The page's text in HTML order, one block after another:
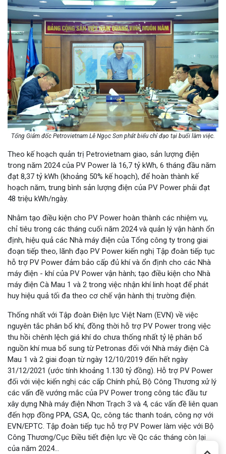
Tổng Giám đốc Petrovietnam Lê Ngọc Sơn phát biểu chỉ đạo tại buổi làm việc.
Theo kế hoạch quản trị Petrovietnam giao, sản lượng điện
trong năm 2024 của PV Power là 16,7 tỷ kWh, 6 tháng đầu năm
đạt 8,37 tỷ kWh (khoảng 50% kế hoạch), để hoàn thành kế
hoạch năm, trung bình sản lượng điện của PV Power phải đạt
48 triệu kWh/ngày.
Nhằm tạo điều kiện cho PV Power hoàn thành các nhiệm vụ,
chỉ tiêu trong các tháng cuối năm 2024 và quản lý vận hành ổn
định, hiệu quả các Nhà máy điện của Tổng công ty trong giai
đoạn tiếp theo, lãnh đạo PV Power kiến nghị Tập đoàn tiếp tục
hỗ trợ PV Power đảm bảo cấp đủ khí và ổn định cho các Nhà
máy điện - khí của PV Power vận hành; tạo điều kiện cho Nhà
máy điện Cà Mau 1 và 2 trong việc nhận khí linh hoạt để phát
huy hiệu quả tối đa theo cơ chế vận hành thị trường điện.
Thống nhất với Tập đoàn Điện lực Việt Nam (EVN) về việc
nguyên tắc phân bổ khí, đồng thời hỗ trợ PV Power trong việc
thu hồi chênh lệch giá khí do chưa thống nhất tỷ lệ phân bổ
nguồn khí mua bổ sung từ Petronas đối với Nhà máy điện Cà
Mau 1 và 2 giai đoạn từ ngày 12/10/2019 đến hết ngày
31/12/2021 (ước tính khoảng 1.130 tỷ đồng). Hỗ trợ PV Power
đối với việc kiến nghị các cấp Chính phủ, Bộ Công Thương xử lý
các vấn đề vướng mắc của PV Power trong công tác đầu tư
xây dựng Nhà máy điện Nhơn Trạch 3 và 4, các vấn đề liên quan
đến hợp đồng PPA, GSA, Qc, công tác thanh toán, công nợ với
EVN/EPTC. Tập đoàn tiếp tục hỗ trợ PV Power làm việc với Bộ
Công Thương/Cục Điều tiết điện lực về Qc các tháng còn lại
của năm 2024...